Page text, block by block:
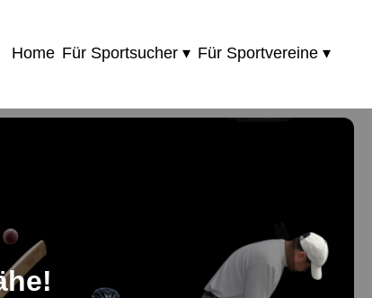
Home Für Sportsucher ▾ Für Sportvereine ▾